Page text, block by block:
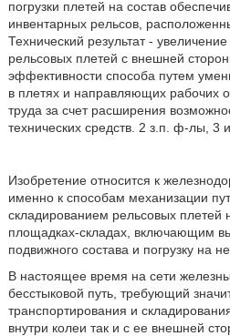
погрузки плетей на состав
инвентарных рельсов,
Технический результат -
рельсовых плетей с внешней
эффективности способа путем
в плетях и направляющих рабочих
труда за счет расширения
технических средств. 2 з.п. ф-лы, 3
Изобретение относится к
именно к способам механизации
складированием рельсовых плетей
площадках-складах, включающим
подвижного состава и погрузку на
В настоящее время на сети
бесстыковой путь, требующий
транспортирования и
внутри колеи так и с ее внешней